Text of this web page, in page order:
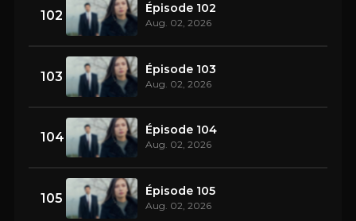
102 Épisode 102
Aug. 02, 2026
103 Épisode 103
Aug. 02, 2026
104 Épisode 104
Aug. 02, 2026
105 Épisode 105
Aug. 02, 2026